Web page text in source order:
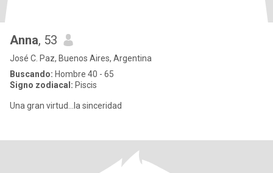
Anna, 53
José C. Paz, Buenos Aires, Argentina
Buscando: Hombre 40 - 65
Signo zodiacal: Piscis
Una gran virtud...la sinceridad